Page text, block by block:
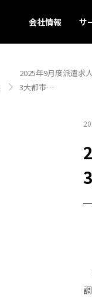
会社情報 サ
2025年9月度派遣求人
3大都市…